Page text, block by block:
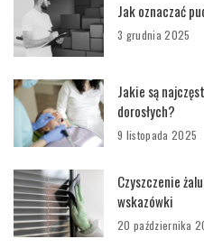
Jak oznaczać
3 grudnia 2025
Jakie są
dorosłych?
9 listopada 2025
Czyszczenie
wskazówki
20 października